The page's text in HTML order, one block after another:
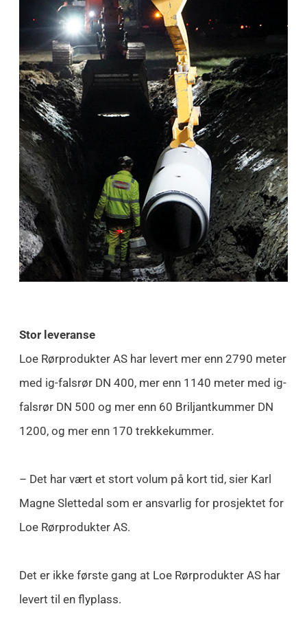
Stor leveranse
Loe Rørprodukter AS har levert mer enn 2790 meter
med ig-falsrør DN 400, mer enn 1140 meter med ig-
falsrør DN 500 og mer enn 60 Briljantkummer DN
1200, og mer enn 170 trekkekummer.
– Det har vært et stort volum på kort tid, sier Karl
Magne Slettedal som er ansvarlig for prosjektet for
Loe Rørprodukter AS.
Det er ikke første gang at Loe Rørprodukter AS har
levert til en flyplass.